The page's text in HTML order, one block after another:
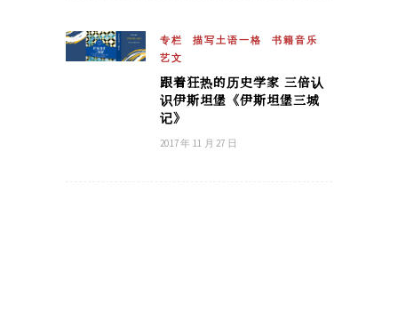
专栏 描写土语一格
书籍音乐
艺文
跟着狂热的历史学家 三倍认
识伊斯坦堡《伊斯坦堡三城
记》
2017 年 11 月 27 日